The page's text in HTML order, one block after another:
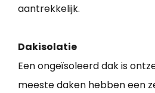
aantrekkelijk.
Dakisolatie
Een ongeïsoleerd dak is
meeste daken hebben een